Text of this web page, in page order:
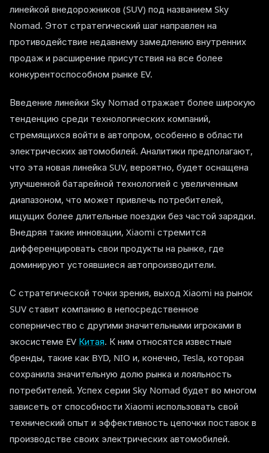
линейкой внедорожников (SUV) под названием Sky
Nomad. Этот стратегический шаг направлен на
противодействие недавнему замедлению внутренних
продаж и расширение присутствия на все более
конкурентоспособном рынке EV.
Введение линейки Sky Nomad отражает более широкую
тенденцию среди технологических компаний,
стремящихся войти в автопром, особенно в области
электрических автомобилей. Аналитики предполагают,
что эта новая линейка SUV, вероятно, будет оснащена
улучшенной батарейной технологией с увеличенным
диапазоном, что может привлечь потребителей,
ищущих более длительные поездки без частой зарядки.
Внедряя такие инновации, Xiaomi стремится
дифференцировать свои продукты на рынке, где
доминируют устоявшиеся автопроизводители.
С стратегической точки зрения, выход Xiaomi на рынок
SUV ставит компанию в непосредственное
соперничество с другими значительными игроками в
экосистеме EV Китая. К ним относятся известные
бренды, такие как BYD, NIO и, конечно, Tesla, которая
сохранила значительную долю рынка и лояльность
потребителей. Успех серии Sky Nomad будет во многом
зависеть от способности Xiaomi использовать свой
технический опыт и эффективность цепочки поставок в
производстве своих электрических автомобилей.